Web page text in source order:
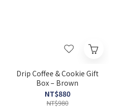
Drip Coffee & Cookie Gift
Box – Brown
NT$880
NT$980